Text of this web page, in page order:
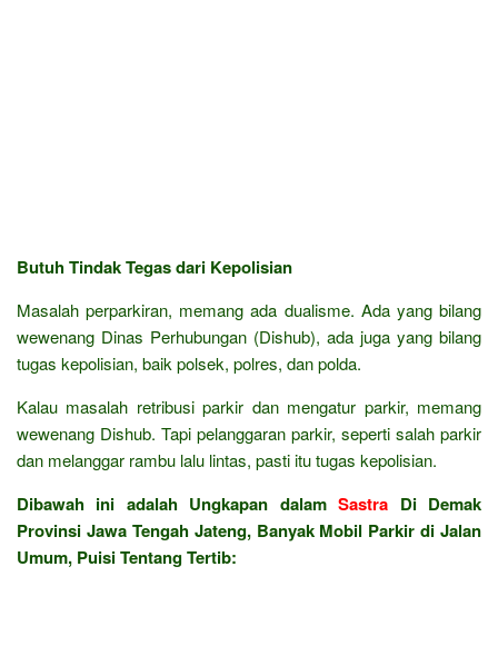
Butuh Tindak Tegas dari Kepolisian
Masalah perparkiran, memang ada dualisme. Ada yang bilang
wewenang Dinas Perhubungan (Dishub), ada juga yang bilang
tugas kepolisian, baik polsek, polres, dan polda.
Kalau masalah retribusi parkir dan mengatur parkir, memang
wewenang Dishub. Tapi pelanggaran parkir, seperti salah parkir
dan melanggar rambu lalu lintas, pasti itu tugas kepolisian.
Dibawah ini adalah Ungkapan dalamSastra Di Demak
Provinsi Jawa Tengah Jateng, Banyak Mobil Parkir di Jalan
Umum, Puisi Tentang Tertib: